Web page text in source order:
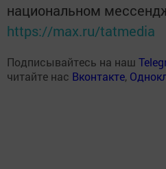
национальном
https://max.ru/tatmedia
Подписывайтесь на наш
читайте нас Вконтакте,